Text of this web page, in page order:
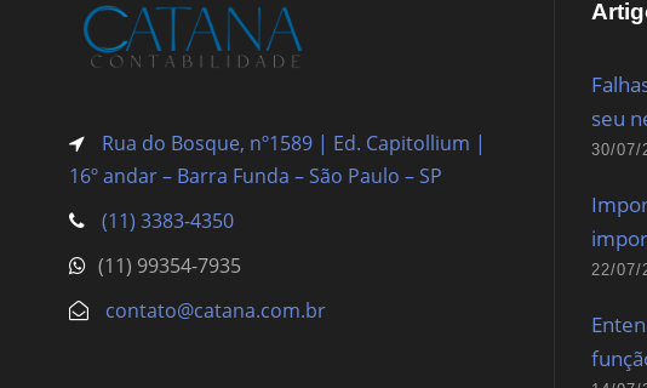
Rua do Bosque, nº1589 | Ed. Capitollium |
16º andar – Barra Funda – São Paulo – SP
(11) 3383-4350
(11) 99354-7935
contato@catana.com.br
seu
30/07/
22/07/